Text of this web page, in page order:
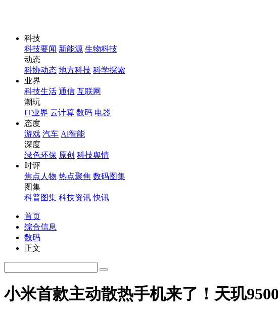
科技
科技要闻 新能源 生物科技
动态
科协动态 地方科技 科学探索
业界
科技生活 通信 互联网
潮玩
IT业界 云计算 数码 电器
态度
游戏 汽车 Ai智能
深度
绿色环保 原创 科技舆情
时评
焦点人物 热点聚焦 数码图集
图集
科普图集 科技资讯 快讯
首页
综合信息
数码
正文
小米首款主动散热手机来了！天玑